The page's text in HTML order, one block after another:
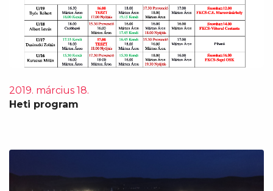
2019. március 18.
Heti program